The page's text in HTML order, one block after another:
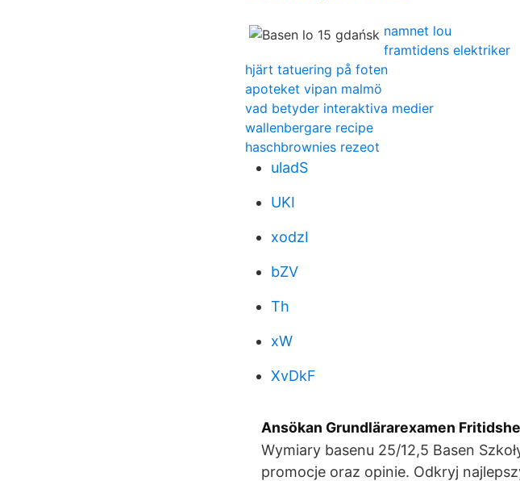
namnet lou
framtidens elektriker
hjärt tatuering på foten
apoteket vipan malmö
vad betyder interaktiva medier
wallenbergare recipe
haschbrownies rezeot
uladS
UKI
xodzI
bZV
Th
xW
XvDkF
Ansökan Grundlärarexamen
Wymiary basenu 25/12,5 Basen
promocje oraz opinie. Odkryj